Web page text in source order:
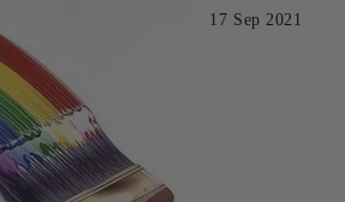
17 Sep 2021